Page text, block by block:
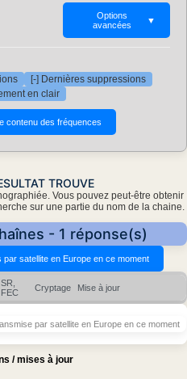
Options
avancées
▼
[-] Dernières suppressions
en clair
TROUVE
Vous pouvez peut-être obtenir
sur une partie du nom de la chaine.
- 1 réponse(s)
SR,
FEC
Cryptage Mise à jour
par satellite en Europe en ce moment
/ mises à jour